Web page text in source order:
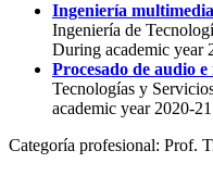
Ingeniería
Ingeniería de
During academic year
Procesado de audio e
Tecnologías y
academic year 2020-21
Categoría profesional: Prof.